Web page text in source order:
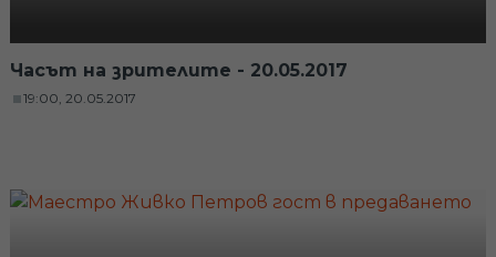
Часът на зрителите - 20.05.2017
19:00, 20.05.2017